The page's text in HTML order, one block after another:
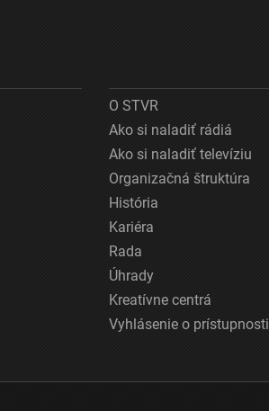
O STVR
Ako si naladiť rádiá
Ako si naladiť televíziu
Organizačná štruktúra
História
Kariéra
Rada
Úhrady
Kreatívne centrá
Vyhlásenie o prístupnosti